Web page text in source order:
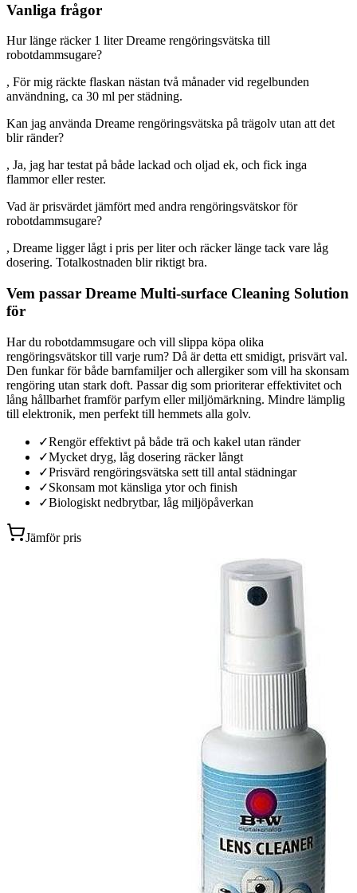
Vanliga frågor
Hur länge räcker 1 liter Dreame rengöringsvätska till
robotdammsugare?
, För mig räckte flaskan nästan två månader vid regelbunden
användning, ca 30 ml per städning.
Kan jag använda Dreame rengöringsvätska på trägolv utan att det
blir ränder?
, Ja, jag har testat på både lackad och oljad ek, och fick inga
flammor eller rester.
Vad är prisvärdet jämfört med andra rengöringsvätskor för
robotdammsugare?
, Dreame ligger lågt i pris per liter och räcker länge tack vare låg
dosering. Totalkostnaden blir riktigt bra.
Vem passar Dreame Multi-surface Cleaning Solution
för
Har du robotdammsugare och vill slippa köpa olika
rengöringsvätskor till varje rum? Då är detta ett smidigt, prisvärt val.
Den funkar för både barnfamiljer och allergiker som vill ha skonsam
rengöring utan stark doft. Passar dig som prioriterar effektivitet och
lång hållbarhet framför parfym eller miljömärkning. Mindre lämplig
till elektronik, men perfekt till hemmets alla golv.
✓Rengör effektivt på både trä och kakel utan ränder
✓Mycket dryg, låg dosering räcker långt
✓Prisvärd rengöringsvätska sett till antal städningar
✓Skonsam mot känsliga ytor och finish
✓Biologiskt nedbrytbar, låg miljöpåverkan
Jämför pris